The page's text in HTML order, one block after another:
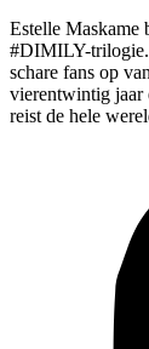
Estelle Maskame
#DIMILY-trilogie.
schare fans op
vierentwintig jaar
reist de hele